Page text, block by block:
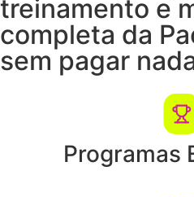
treinamento e
completa da
sem pagar
Programas